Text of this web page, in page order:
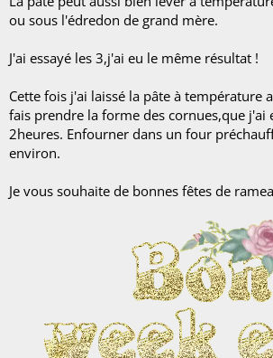
ou sous l'édredon de grand mère.
J'ai essayé les 3,j'ai eu le même résultat !
Cette fois j'ai laissé la pâte à température
fais prendre la forme des cornues,que j'ai
2heures. Enfourner dans un four
environ.
Je vous souhaite de bonnes fêtes de